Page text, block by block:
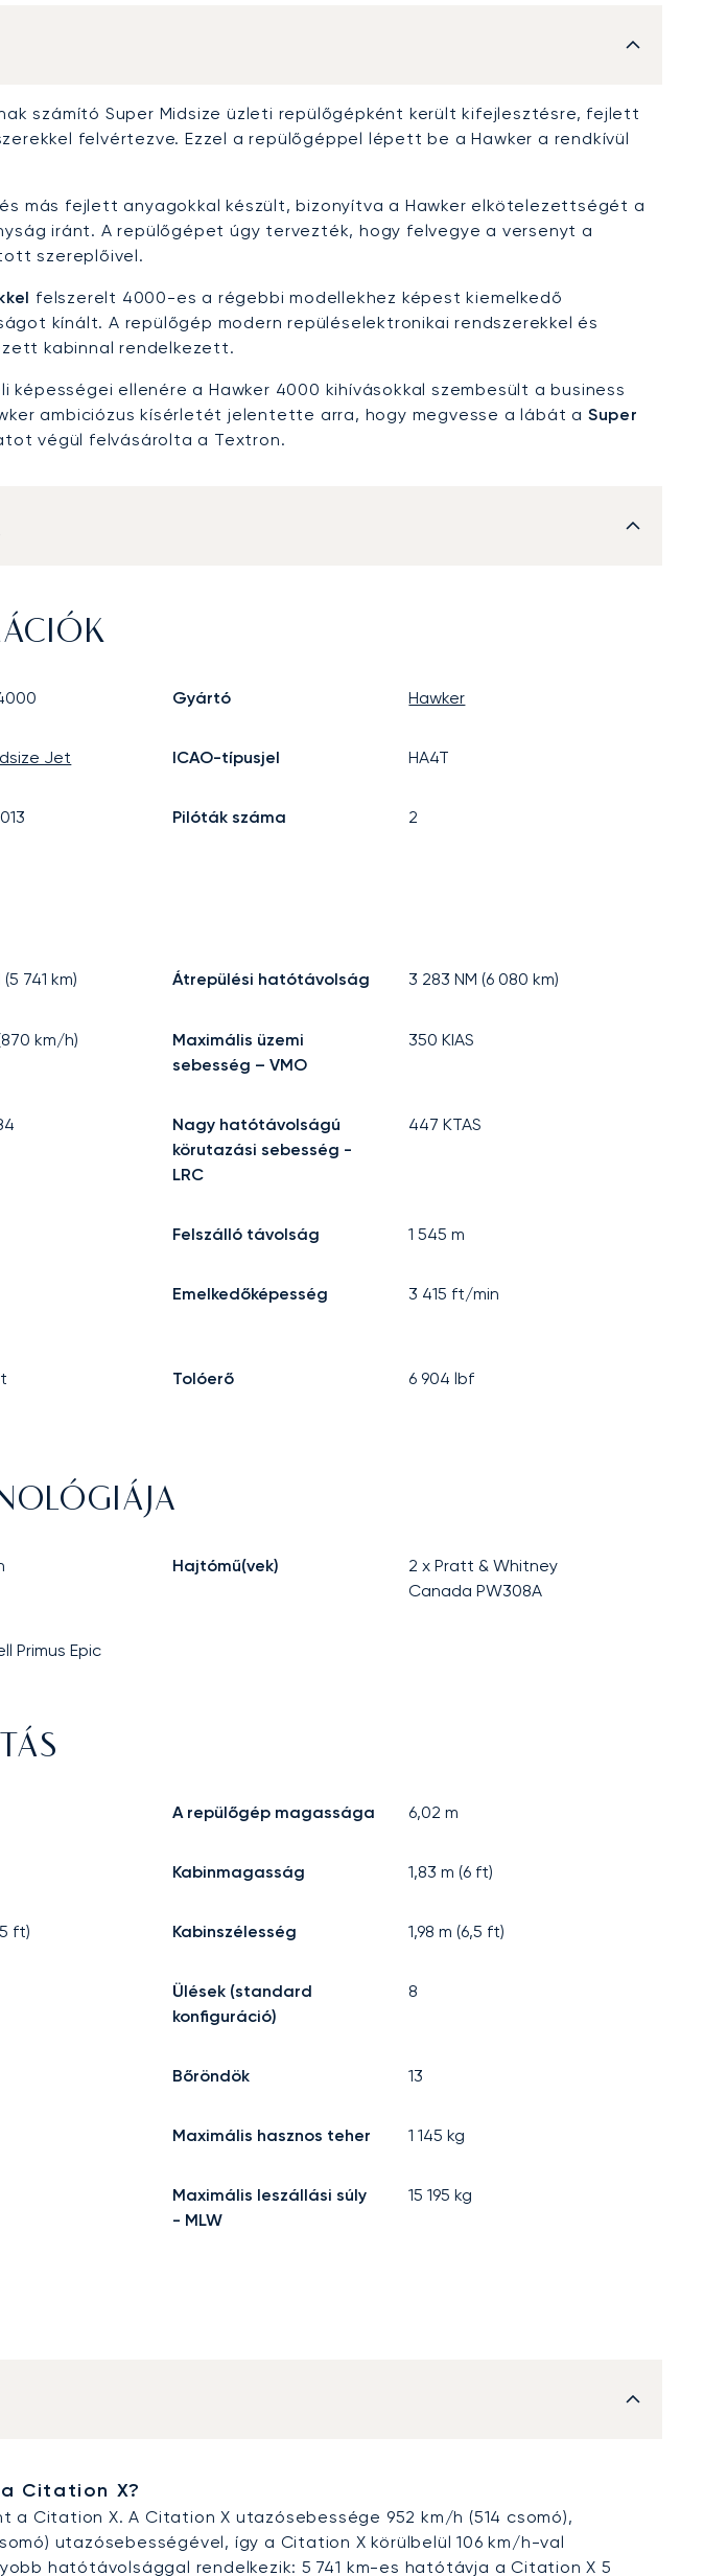
számító Super Midsize üzleti repülőgépként került kifejlesztésre, fejlett
felvértezve. Ezzel a repülőgéppel lépett be a Hawker a rendkívül
és más fejlett anyagokkal készült, bizonyítva a Hawker elkötelezettségét a
iránt. A repülőgépet úgy tervezték, hogy felvegye a versenyt a
szereplőivel.
felszerelt 4000-es a régebbi modellekhez képest kiemelkedő
kínált. A repülőgép modern repüléselektronikai rendszerekkel és
kabinnal rendelkezett.
ellenére a Hawker 4000 kihívásokkal szembesült a business
ambiciózus kísérletét jelentette arra, hogy megvesse a lábát a Super
végül felvásárolta a Textron.
Gyártó Hawker
Jet ICAO-típusjel HA4T
Pilóták száma 2
(5 741 km) Átrepülési hatótávolság 3 283 NM (6 080 km)
870 km/h)
Maximális üzemi
sebesség – VMO
350 KIAS
Nagy hatótávolságú
körutazási sebesség -
LRC
447 KTAS
Felszálló távolság 1 545 m
Emelkedőképesség 3 415 ft/min
Tolóerő 6 904 lbf
Hajtómű(vek)
2 x Pratt & Whitney
Canada PW308A
Primus Epic
A repülőgép magassága 6,02 m
Kabinmagasság 1,83 m (6 ft)
ft) Kabinszélesség 1,98 m (6,5 ft)
Ülések (standard
konfiguráció)
8
Bőröndök 13
Maximális hasznos teher 1 145 kg
Maximális leszállási súly
- MLW
15 195 kg
Citation X?
a Citation X. A Citation X utazósebessége 952 km/h (514 csomó),
utazósebességével, így a Citation X körülbelül 106 km/h-val
hatótávolsággal rendelkezik: 5 741 km-es hatótávja a Citation X 5